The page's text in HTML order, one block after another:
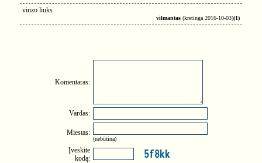
vinzo liuks
vilmantas (kretinga 2016-10-03)(1)
Komentaras:
Vardas:
Miestas:
(nebūtina)
Įveskite
kodą: